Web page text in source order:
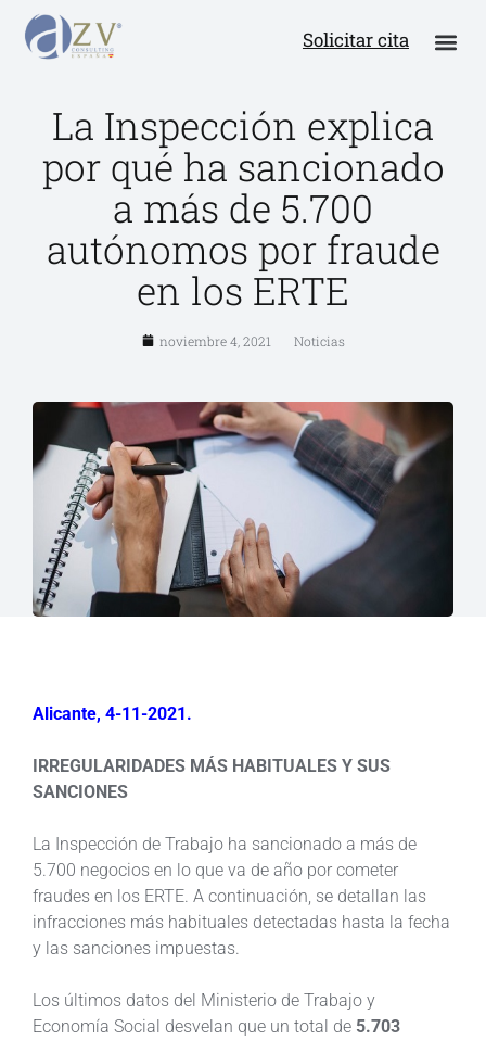
Solicitar cita
La Inspección explica
por qué ha sancionado
a más de 5.700
autónomos por fraude
en los ERTE
noviembre 4, 2021 Noticias
Alicante, 4-11-2021.
IRREGULARIDADES MÁS HABITUALES Y SUS
SANCIONES
La Inspección de Trabajo ha sancionado a más de
5.700 negocios en lo que va de año por cometer
fraudes en los ERTE. A continuación, se detallan las
infracciones más habituales detectadas hasta la fecha
y las sanciones impuestas.
Los últimos datos del Ministerio de Trabajo y
Economía Social desvelan que un total de 5.703